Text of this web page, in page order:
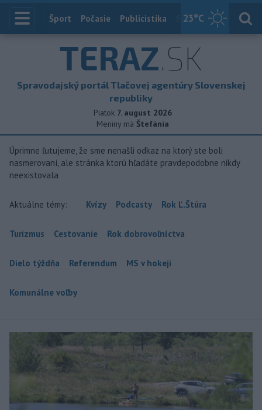
23°C
Index
Šport Počasie Publicistika Slovensko
TERAZ.SK
Spravodajský portál Tlačovej agentúry Slovenskej
republiky
Piatok 7. august 2026
Meniny má Štefánia
Úprimne ľutujeme, že sme nenašli odkaz na ktorý ste boli
nasmerovaní, ale stránka ktorú hľadáte pravdepodobne nikdy
neexistovala
Aktuálne témy: Kvízy Podcasty Rok Ľ.Štúra
Turizmus Cestovanie Rok dobrovoľníctva
Dielo týždňa Referendum MS v hokeji
Komunálne voľby